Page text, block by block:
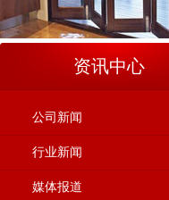
资讯中心
公司新闻
行业新闻
媒体报道